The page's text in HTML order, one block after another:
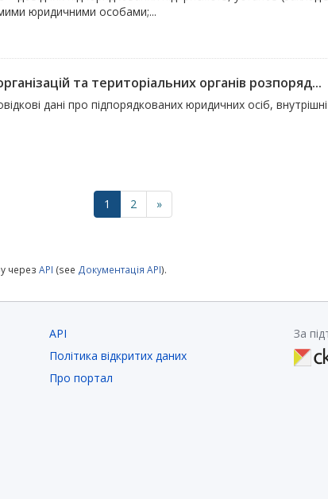
юридичними особами;...
та територіальних органів розпоряд...
дані про підпорядкованих юридичних осіб, внутрішні
1 2 »
через API (see Документація API).
API
Політика відкритих даних
Про портал
За